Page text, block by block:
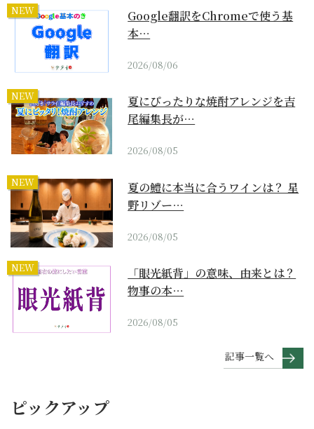
NEW
Google翻訳をChromeで使う基
本…
2026/08/06
NEW
夏にぴったりな焼酎アレンジを吉
尾編集長が…
2026/08/05
NEW
夏の鱧に本当に合うワインは？ 星
野リゾー…
2026/08/05
NEW
「眼光紙背」の意味、由来とは？
物事の本…
2026/08/05
記事一覧へ
ピックアップ